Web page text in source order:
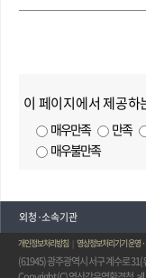
이 페이지에서 제공
매우만족 만족
매우불만족
외청·소속기관
개인정보처리방침 영상정보처리기기 운영
(61945) 광주광역시 서구 계수로